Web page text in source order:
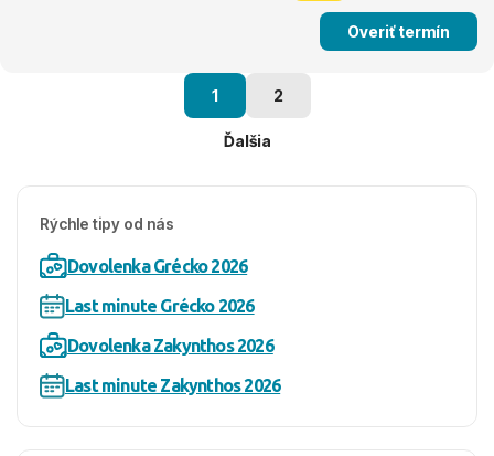
Overiť termín
1 2
Ďalšia
Rýchle tipy od nás
Dovolenka Grécko 2026
Last minute Grécko 2026
Dovolenka Zakynthos 2026
Last minute Zakynthos 2026